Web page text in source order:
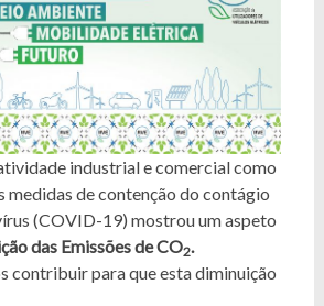
industrial e comercial como
medidas de contenção do contágio
(COVID-19) mostrou um aspeto
das Emissões de CO2.
contribuir para que esta diminuição